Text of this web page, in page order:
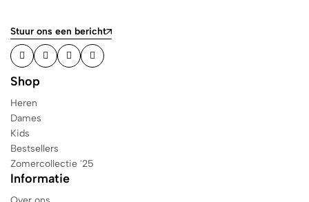
Stuur ons een bericht
Shop
Heren
Dames
Kids
Bestsellers
Zomercollectie '25
Informatie